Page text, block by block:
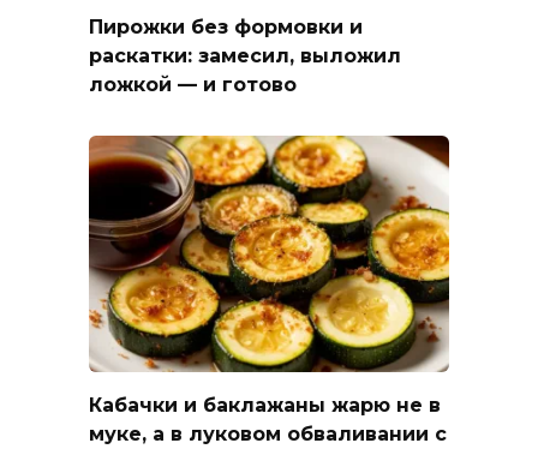
Пирожки без формовки и
раскатки: замесил, выложил
ложкой — и готово
Кабачки и баклажаны жарю не в
муке, а в луковом обваливании с